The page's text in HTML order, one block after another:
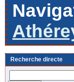
Recherche directe